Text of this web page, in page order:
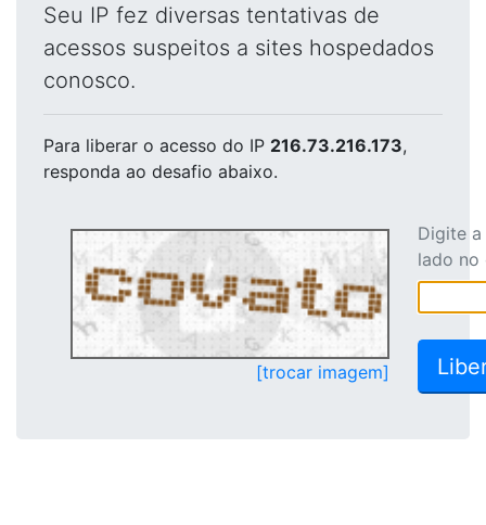
Seu IP fez diversas tentativas de
acessos suspeitos a sites hospedados
conosco.
Para liberar o acesso do IP 216.73.216.173,
responda ao desafio abaixo.
[trocar imagem]
Digite
lado no